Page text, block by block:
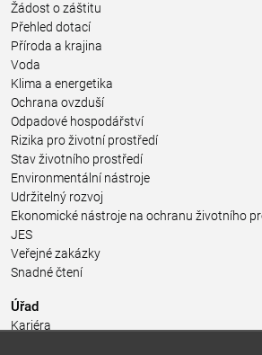
Žádost o záštitu
Přehled dotací
Příroda a krajina
Voda
Klima a energetika
Ochrana ovzduší
Odpadové hospodářství
Rizika pro životní prostředí
Stav životního prostředí
Environmentální nástroje
Udržitelný rozvoj
Ekonomické nástroje na ochranu životního
JES
Veřejné zakázky
Snadné čtení
Úřad
Kariéra